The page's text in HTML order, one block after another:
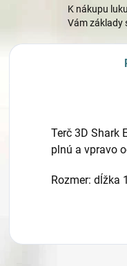
K nákupu
Vám základy
Terč 3D Shark
plnú a vpravo
Rozmer: dĺžka